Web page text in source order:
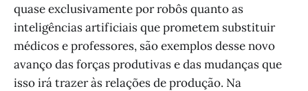
quase exclusivamente por robôs quanto as
inteligências artificiais que prometem substituir
médicos e professores, são exemplos desse novo
avanço das forças produtivas e das mudanças que
isso irá trazer às relações de produção. Na